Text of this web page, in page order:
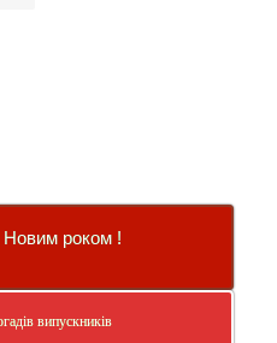
Новим роком !
випускників